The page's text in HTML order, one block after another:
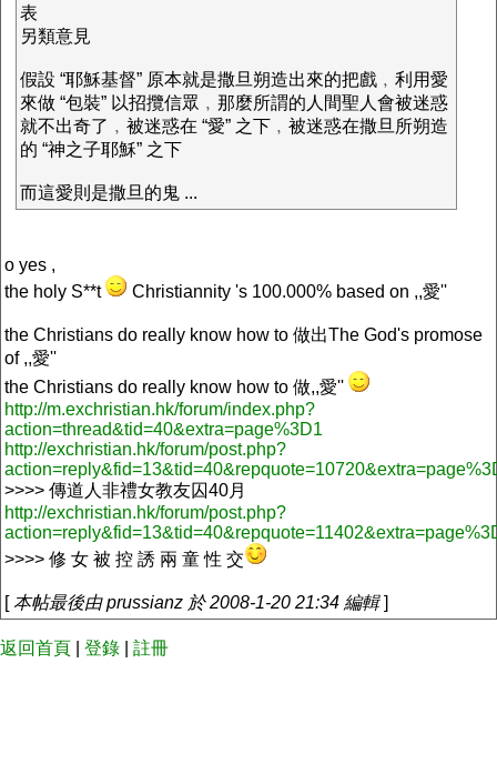
表
另類意見
假設 “耶穌基督” 原本就是撒旦朔造出來的把戲﹐利用愛
來做 “包裝” 以招攬信眾﹐那麼所謂的人間聖人會被迷惑
就不出奇了﹐被迷惑在 “愛” 之下﹐被迷惑在撒旦所朔造
的 “神之子耶穌” 之下
而這愛則是撒旦的鬼 ...
o yes ,
the holy S**t
Christiannity 's 100.000% based on ,,愛''
the Christians do really know how to 做出The God's promose
of ,,愛''
the Christians do really know how to 做,,愛''
http://m.exchristian.hk/forum/index.php?
action=thread&tid=40&extra=page%3D1
http://exchristian.hk/forum/post.php?
>>>> 傳道人非禮女教友囚40月
http://exchristian.hk/forum/post.php?
>>>> 修 女 被 控 誘 兩 童 性 交
[本帖最後由 prussianz 於 2008-1-20 21:34 編輯]
返回首頁 登錄 註冊